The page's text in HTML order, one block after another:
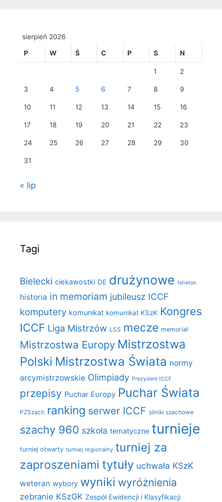
sierpień 2026
P W Ś C P S N
1 2
3 4 5 6 7 8 9
10 11 12 13 14 15 16
17 18 19 20 21 22 23
24 25 26 27 28 29 30
31
« lip
Tagi
Bielecki ciekawostki DE drużynowe felieton
historia in memoriam jubileusz ICCF
komputery komunikat komunikat KSzK Kongres
ICCF Liga Mistrzów LSS mecze memoriał
Mistrzostwa Europy Mistrzostwa
Polski Mistrzostwa Świata normy
arcymistrzowskie Olimpiady Prezydent ICCF
przepisy Puchar Europy Puchar Świata
PZSzach ranking serwer ICCF silniki szachowe
szachy 960 szkoła tematyczne turnieje
turniej otwarty turniej regionalny turniej za
zaproszeniami tytuły uchwała KSzK
weteran wybory wyniki wyróżnienia
zebranie KSzGK Zespół Ewidencji i Klasyfikacji